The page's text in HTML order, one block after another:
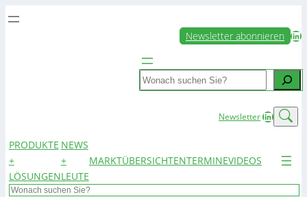
Newsletter abonnieren LinkedIn
Search
NewsletterLinkedIn
PRODUKTE
+
LÖSUNGEN
NEWS
+
LEUTE
MARKTÜBERSICHTENTERMINEVIDEOS
Search